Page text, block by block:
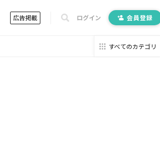
広告掲載 ログイン 会員登録
すべてのカテゴリ